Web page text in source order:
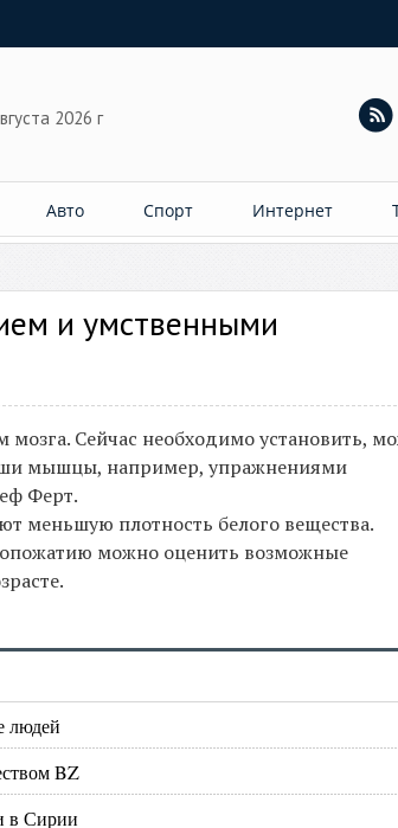
2026 г
Авто Спорт Интернет
и умственными
Сейчас необходимо установить,
мышцы, например, упражнениями
Ферт.
меньшую плотность белого вещества.
можно оценить возможные
людей
BZ
в Сирии